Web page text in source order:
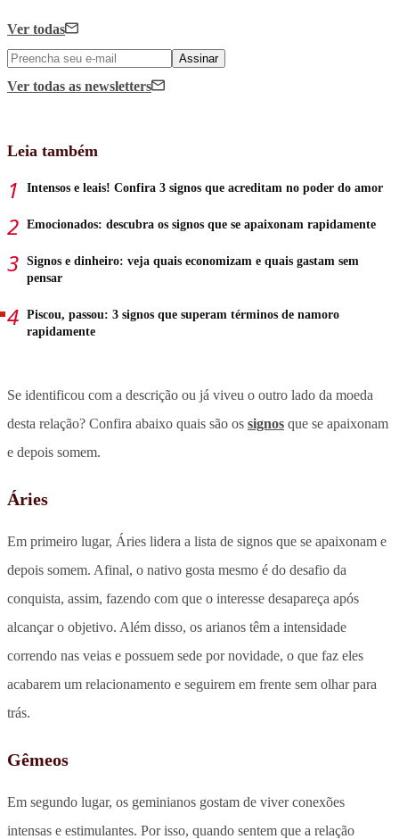
Ver todas
Assinar
Ver todas as newsletters
Leia também
Intensos e leais! Confira 3 signos que acreditam no poder do amor
Emocionados: descubra os signos que se apaixonam rapidamente
Signos e dinheiro: veja quais economizam e quais gastam sem
pensar
Piscou, passou: 3 signos que superam términos de namoro
rapidamente
Se identificou com a descrição ou já viveu o outro lado da moeda
desta relação? Confira abaixo quais são os signos que se apaixonam
e depois somem.
Áries
Em primeiro lugar, Áries lidera a lista de signos que se apaixonam e
depois somem. Afinal, o nativo gosta mesmo é do desafio da
conquista, assim, fazendo com que o interesse desapareça após
alcançar o objetivo. Além disso, os arianos têm a intensidade
correndo nas veias e possuem sede por novidade, o que faz eles
acabarem um relacionamento e seguirem em frente sem olhar para
trás.
Gêmeos
Em segundo lugar, os geminianos gostam de viver conexões
intensas e estimulantes. Por isso, quando sentem que a relação